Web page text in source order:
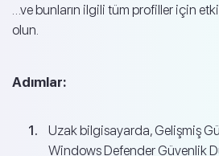
…ve bunların ilgili tüm profiller için
olun.
Adımlar:
Uzak bilgisayarda, Gelişmiş
Windows Defender Güvenlik